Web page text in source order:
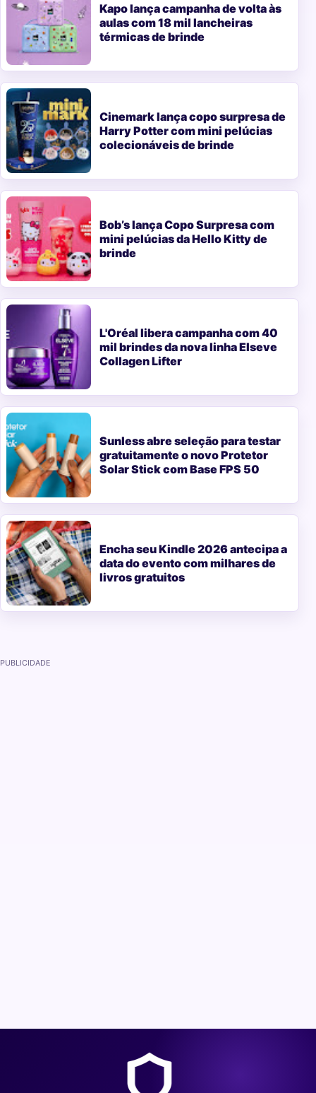
Kapo lança campanha de volta às
aulas com 18 mil lancheiras
térmicas de brinde
Cinemark lança copo surpresa de
Harry Potter com mini pelúcias
colecionáveis de brinde
Bob’s lança Copo Surpresa com
mini pelúcias da Hello Kitty de
brinde
L'Oréal libera campanha com 40
mil brindes da nova linha Elseve
Collagen Lifter
Sunless abre seleção para testar
gratuitamente o novo Protetor
Solar Stick com Base FPS 50
Encha seu Kindle 2026 antecipa a
data do evento com milhares de
livros gratuitos
PUBLICIDADE